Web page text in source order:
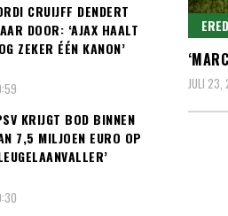
JULI
CRUIJFF DENDERT
DOOR: ‘AJAX HAALT
ZEKER ÉÉN KANON’
KRIJGT BOD BINNEN
7,5 MILJOEN EURO OP